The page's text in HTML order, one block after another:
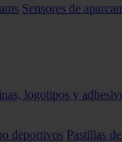
Sensores de
logotipos y
deportivos Pastillas